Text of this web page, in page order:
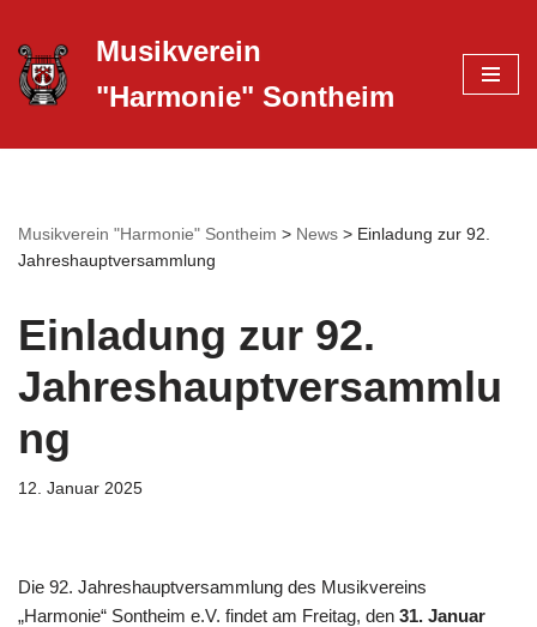
Zum
Inhalt
Musikverein
"Harmonie" Sontheim
Musikverein "Harmonie" Sontheim > News > Einladung zur 92.
Jahreshauptversammlung
Einladung zur 92.
Jahreshauptversammlu
ng
12. Januar 2025
Die 92. Jahreshauptversammlung des Musikvereins
„Harmonie“ Sontheim e.V. findet am Freitag, den 31. Januar